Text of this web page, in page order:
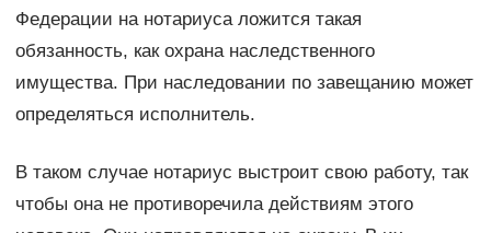
Федерации на нотариуса ложится такая
обязанность, как охрана наследственного
имущества. При наследовании по завещанию может
определяться исполнитель.
В таком случае нотариус выстроит свою работу, так
чтобы она не противоречила действиям этого